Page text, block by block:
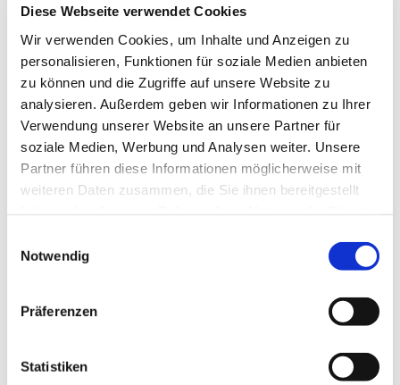
Diese Webseite verwendet Cookies
Wir verwenden Cookies, um Inhalte und Anzeigen zu
personalisieren, Funktionen für soziale Medien anbieten
zu können und die Zugriffe auf unsere Website zu
analysieren. Außerdem geben wir Informationen zu Ihrer
Verwendung unserer Website an unsere Partner für
soziale Medien, Werbung und Analysen weiter. Unsere
Partner führen diese Informationen möglicherweise mit
weiteren Daten zusammen, die Sie ihnen bereitgestellt
Notwendig
Präferenzen
Statistiken
Schreiben Sie uns hier
eine Nachricht
Sie haben Fragen, Wünsche,
Anregungen oder Feedback zu
unserer Website? Wir kümmern uns
Ihre E-Mail Adresse*